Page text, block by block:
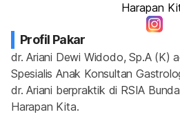
Harapan
Profil Pakar
dr. Ariani Dewi Widodo, Sp.A (K)
Spesialis Anak Konsultan
dr. Ariani berpraktik di RSIA
Harapan Kita.